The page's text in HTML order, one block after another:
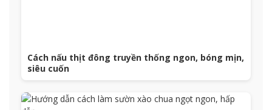
Cách nấu thịt đông truyền thống ngon, bóng mịn,
siêu cuốn